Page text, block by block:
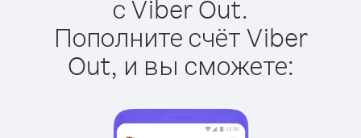
с Viber Out.
Пополните счёт Viber
Out, и вы сможете: